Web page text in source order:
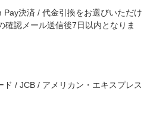
決済 / 代金引換をお選びいただけ
確認メール送信後7日以内となりま
/ JCB / アメリカン・エキスプレス